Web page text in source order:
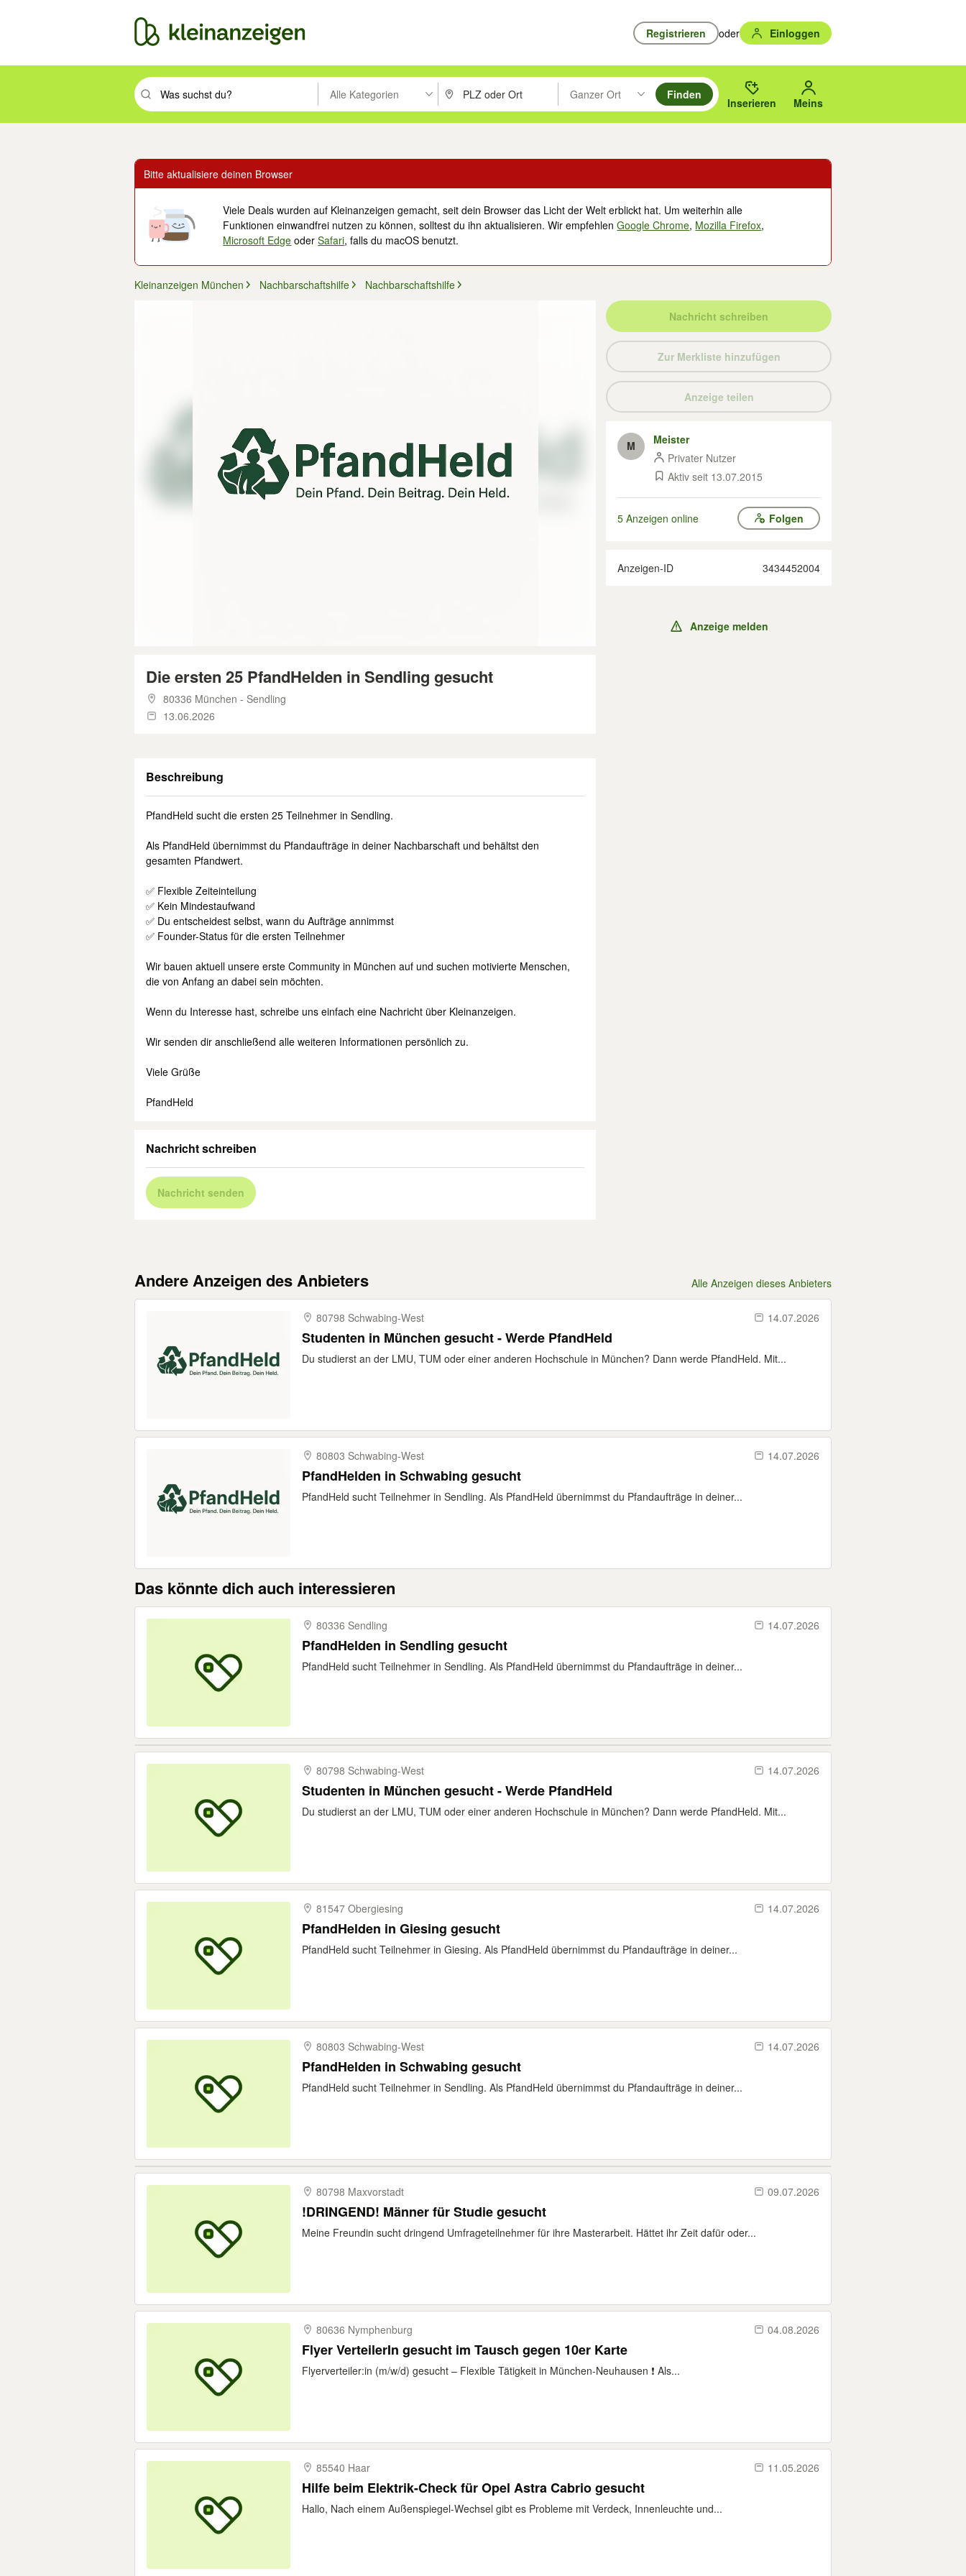
Registrieren oder Einloggen
Suchbegriff eingeben. Eingabetaste drücken um zu suchen, oder Vorschläge mit den Pfeiltasten nach oben/unten durchsuchen und mit Eingabetaste auswählen.
Alle Kategorien PLZ oder Ort eingeben. Eingabetaste drücken um zu suchen, oder Vorschläge mit den Pfeiltasten nach oben/
Ganzer Ort
Suche im Umkreis des gewählten Orts oder PLZ.
Finden
Inserieren Meins
Bitte aktualisiere deinen Browser
Viele Deals wurden auf Kleinanzeigen gemacht, seit dein Browser das Licht der Welt erblickt hat. Um weiterhin alle
Funktionen einwandfrei nutzen zu können, solltest du ihn aktualisieren. Wir empfehlenGoogle Chrome, Mozilla Firefox,
Microsoft Edge oderSafari, falls du macOS benutzt.
Kleinanzeigen München Nachbarschaftshilfe Nachbarschaftshilfe
Die ersten 25 PfandHelden in Sendling gesucht
80336 München - Sendling
13.06.2026
Beschreibung
PfandHeld sucht die ersten 25 Teilnehmer in Sendling.
Als PfandHeld übernimmst du Pfandaufträge in deiner Nachbarschaft und behältst den
gesamten Pfandwert.
✅ Flexible Zeiteinteilung
✅ Kein Mindestaufwand
✅ Du entscheidest selbst, wann du Aufträge annimmst
✅ Founder-Status für die ersten Teilnehmer
Wir bauen aktuell unsere erste Community in München auf und suchen motivierte Menschen,
die von Anfang an dabei sein möchten.
Wenn du Interesse hast, schreibe uns einfach eine Nachricht über Kleinanzeigen.
Wir senden dir anschließend alle weiteren Informationen persönlich zu.
Viele Grüße
PfandHeld
Nachricht schreiben
Nachricht senden
Nachricht schreiben
Zur Merkliste hinzufügen
Anzeige teilen
M
Meister
Privater Nutzer
Aktiv seit 13.07.2015
5 Anzeigen online Folgen
Anzeigen-ID 3434452004
Anzeige melden
Andere Anzeigen des Anbieters Alle Anzeigen dieses Anbieters
80798 Schwabing-​West 14.07.2026
Studenten in München gesucht - Werde PfandHeld
Du studierst an der LMU, TUM oder einer anderen Hochschule in München? Dann werde PfandHeld. Mit...
80803 Schwabing-​West 14.07.2026
PfandHelden in Schwabing gesucht
PfandHeld sucht Teilnehmer in Sendling. Als PfandHeld übernimmst du Pfandaufträge in deiner...
Das könnte dich auch interessieren
80336 Sendling 14.07.2026
PfandHelden in Sendling gesucht
PfandHeld sucht Teilnehmer in Sendling. Als PfandHeld übernimmst du Pfandaufträge in deiner...
80798 Schwabing-​West 14.07.2026
Studenten in München gesucht - Werde PfandHeld
Du studierst an der LMU, TUM oder einer anderen Hochschule in München? Dann werde PfandHeld. Mit...
81547 Obergiesing 14.07.2026
PfandHelden in Giesing gesucht
PfandHeld sucht Teilnehmer in Giesing. Als PfandHeld übernimmst du Pfandaufträge in deiner...
80803 Schwabing-​West 14.07.2026
PfandHelden in Schwabing gesucht
PfandHeld sucht Teilnehmer in Sendling. Als PfandHeld übernimmst du Pfandaufträge in deiner...
80798 Maxvorstadt 09.07.2026
!DRINGEND! Männer für Studie gesucht
Meine Freundin sucht dringend Umfrageteilnehmer für ihre Masterarbeit. Hättet ihr Zeit dafür oder...
80636 Nymphenburg 04.08.2026
Flyer VerteilerIn gesucht im Tausch gegen 10er Karte
Flyerverteiler:in (m/w/d) gesucht – Flexible Tätigkeit in München-Neuhausen ❗ Als...
85540 Haar 11.05.2026
Hilfe beim Elektrik-Check für Opel Astra Cabrio gesucht
Hallo, Nach einem Außenspiegel-Wechsel gibt es Probleme mit Verdeck, Innenleuchte und...